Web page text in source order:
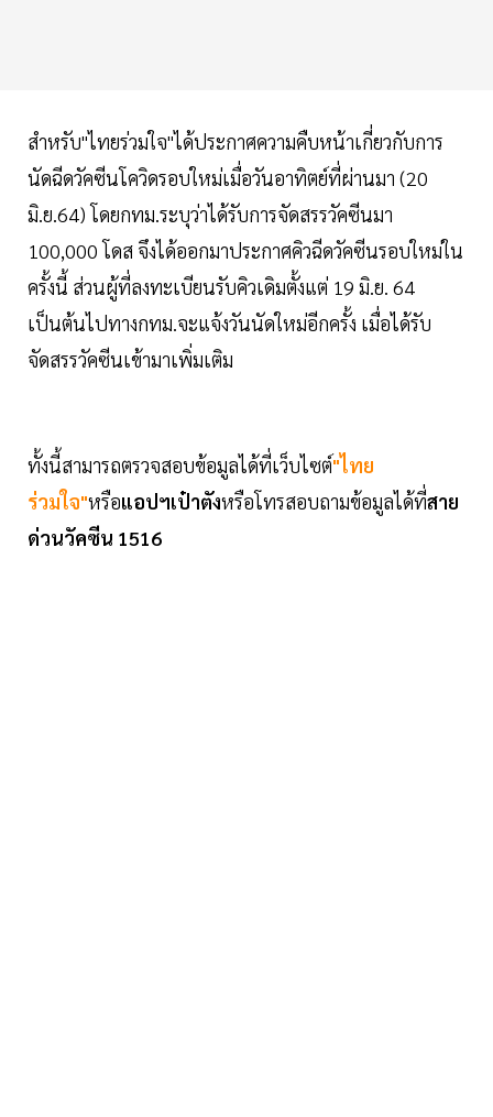
สำหรับ"ไทยร่วมใจ"ได้ประกาศความคืบหน้าเกี่ยวกับการ
นัดฉีดวัคซีนโควิดรอบใหม่เมื่อวันอาทิตย์ที่ผ่านมา (20
มิ.ย.64) โดยกทม.ระบุว่าได้รับการจัดสรรวัคซีนมา
100,000 โดส จึงได้ออกมาประกาศคิวฉีดวัคซีนรอบใหม่ใน
ครั้งนี้ ส่วนผู้ที่ลงทะเบียนรับคิวเดิมตั้งแต่ 19 มิ.ย. 64
เป็นต้นไปทางกทม.จะแจ้งวันนัดใหม่อีกครั้ง เมื่อได้รับ
จัดสรรวัคซีนเข้ามาเพิ่มเติม
ทั้งนี้สามารถตรวจสอบข้อมูลได้ที่เว็บไซต์"ไทย
ร่วมใจ"หรือแอปฯเป๋าตังหรือโทรสอบถามข้อมูลได้ที่สาย
ด่วนวัคซีน 1516